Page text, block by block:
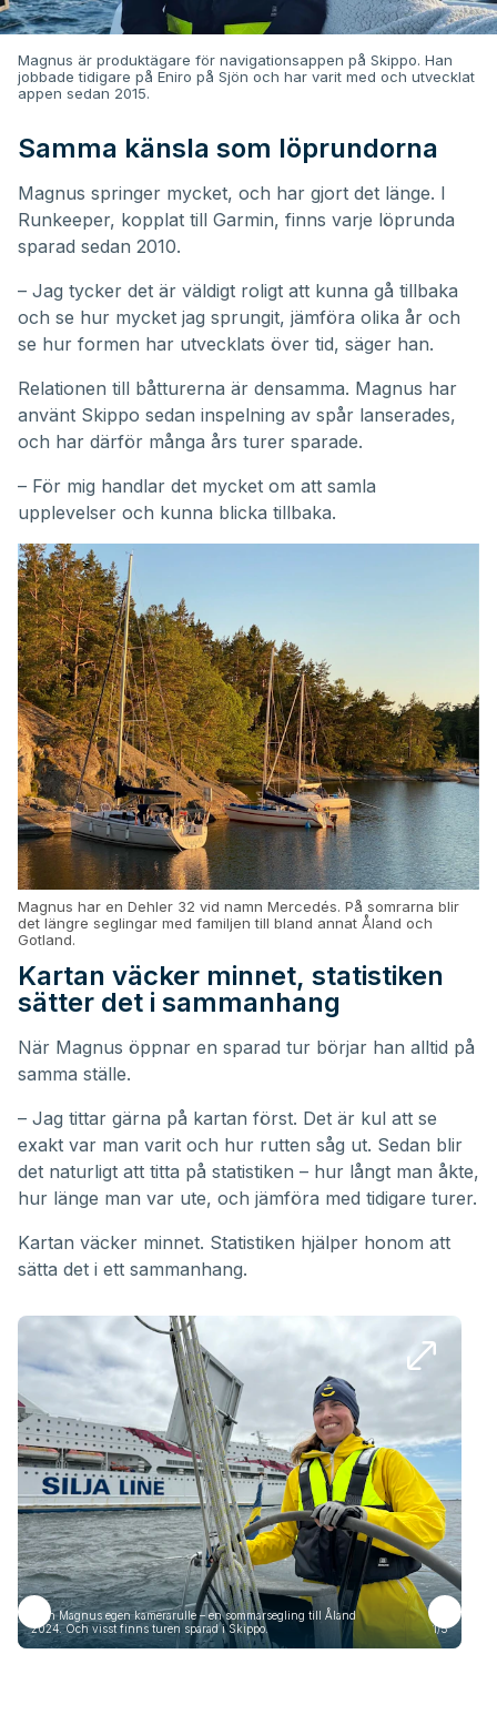
Magnus är produktägare för navigationsappen på Skippo. Han
jobbade tidigare på Eniro på Sjön och har varit med och utvecklat
appen sedan 2015.
Samma känsla som löprundorna
Magnus springer mycket, och har gjort det länge. I
Runkeeper, kopplat till Garmin, finns varje löprunda
sparad sedan 2010.
– Jag tycker det är väldigt roligt att kunna gå tillbaka
och se hur mycket jag sprungit, jämföra olika år och
se hur formen har utvecklats över tid, säger han.
Relationen till båtturerna är densamma. Magnus har
använt Skippo sedan inspelning av spår lanserades,
och har därför många års turer sparade.
– För mig handlar det mycket om att samla
upplevelser och kunna blicka tillbaka.
Magnus har en Dehler 32 vid namn Mercedés. På somrarna blir
det längre seglingar med familjen till bland annat Åland och
Gotland.
Kartan väcker minnet, statistiken
sätter det i sammanhang
När Magnus öppnar en sparad tur börjar han alltid på
samma ställe.
– Jag tittar gärna på kartan först. Det är kul att se
exakt var man varit och hur rutten såg ut. Sedan blir
det naturligt att titta på statistiken – hur långt man åkte,
hur länge man var ute, och jämföra med tidigare turer.
Kartan väcker minnet. Statistiken hjälper honom att
sätta det i ett sammanhang.
Från Magnus egen kamerarulle – en sommarsegling till Åland
2024. Och visst finns turen sparad i Skippo.
1/5